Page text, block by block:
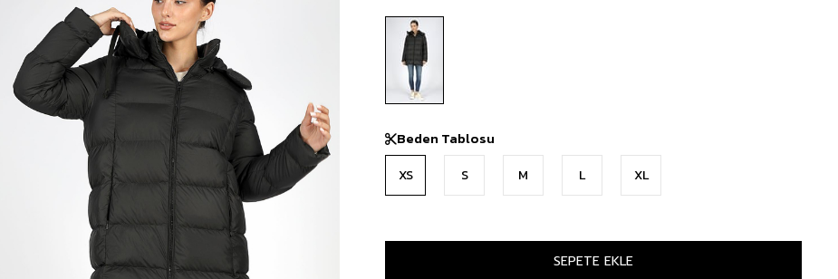
Beden Tablosu
XS S M L XL